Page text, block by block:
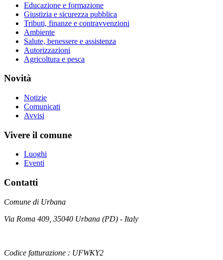
Educazione e formazione
Giustizia e sicurezza pubblica
Tributi, finanze e contravvenzioni
Ambiente
Salute, benessere e assistenza
Autorizzazioni
Agricoltura e pesca
Novità
Notizie
Comunicati
Avvisi
Vivere il comune
Luoghi
Eventi
Contatti
Comune di Urbana
Via Roma 409, 35040 Urbana (PD) - Italy
Codice fatturazione : UFWKY2